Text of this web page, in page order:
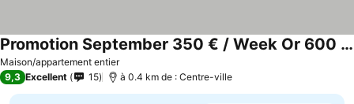
Maison/appartement entier
Promotion September 350 € / Week Or 600 € / Quinzaine
9,3 Excellent 15 à 0.4 km de : Centre-ville